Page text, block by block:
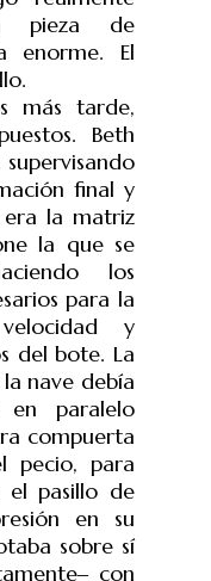
pieza de
enorme. El
más tarde,
Beth
final y
la matriz
la que se
los
para la
y
del bote. La
nave debía
en paralelo
compuerta
pecio, para
el pasillo de
en su
sobre sí
con